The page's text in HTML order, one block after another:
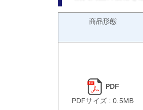
商品形態
PDF
PDFサイズ : 0.5MB